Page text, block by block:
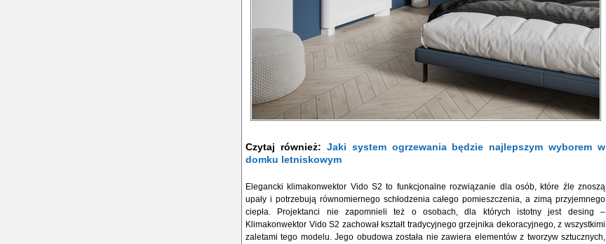
Czytaj również: Jaki system ogrzewania będzie najlepszym wyborem w
domku letniskowym
Elegancki klimakonwektor Vido S2 to funkcjonalne rozwiązanie dla osób, które źle znoszą
upały i potrzebują równomiernego schłodzenia całego pomieszczenia, a zimą przyjemnego
ciepła. Projektanci nie zapomnieli też o osobach, dla których istotny jest desing –
Klimakonwektor Vido S2 zachował kształt tradycyjnego grzejnika dekoracyjnego, z wszystkimi
zaletami tego modelu. Jego obudowa została nie zawiera elementów z tworzyw sztucznych,